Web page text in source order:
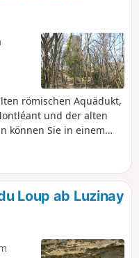
römischen Aquädukt,
und der alten
können Sie in einem
die Aquädukte, den
die alte Schule
Bérardier.
Loup ab Luzinay